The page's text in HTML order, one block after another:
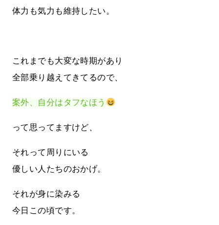
体力も気力も維持したい。
これまでも大変な時期があり
全部乗り越えてきてるので、
案外、自分はタフなほう
って思ってますけど、
それって周りにいる
優しい人たちのおかげ。
それが身に染みる
今日この頃です。